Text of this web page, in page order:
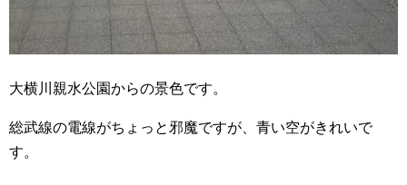
大横川親水公園からの景色です。
総武線の電線がちょっと邪魔ですが、青い空がきれいで
す。